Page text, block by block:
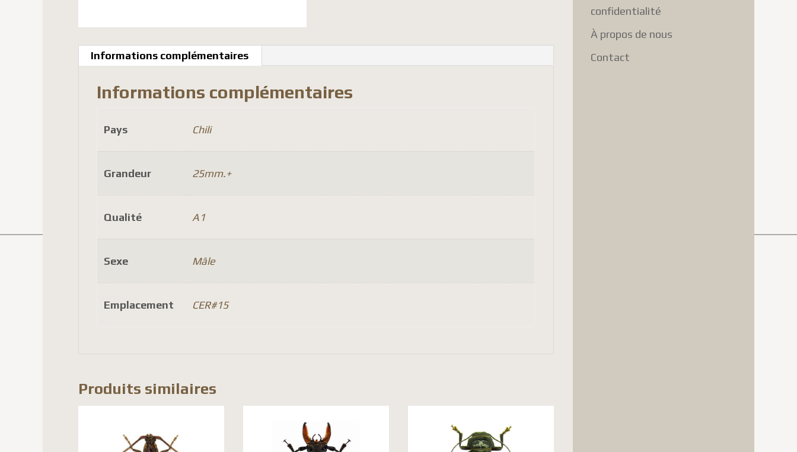
Informations complémentaires
Informations complémentaires
Pays Chili
Grandeur 25mm.+
Qualité A1
Sexe Mâle
Emplacement CER#15
Produits similaires
confidentialité
À propos de nous
Contact